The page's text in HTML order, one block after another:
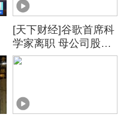
[天下财经]谷歌首席科
学家离职 母公司股价
5日收盘跌超4%